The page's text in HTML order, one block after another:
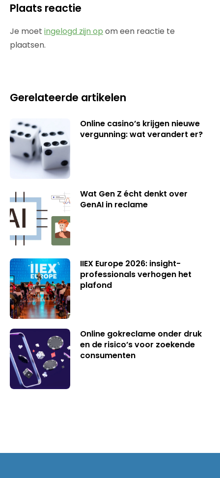
Plaats reactie
Je moet ingelogd zijn op om een reactie te
plaatsen.
Gerelateerde artikelen
Online casino’s krijgen nieuwe
vergunning: wat verandert er?
Wat Gen Z écht denkt over
GenAI in reclame
IIEX Europe 2026: insight-
professionals verhogen het
plafond
Online gokreclame onder druk
en de risico’s voor zoekende
consumenten